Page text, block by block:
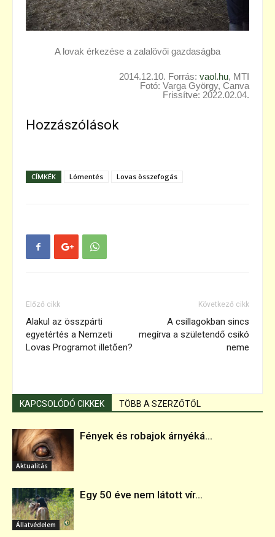
A lovak érkezése a zalalövői gazdaságba
2014.12.10. Forrás: vaol.hu, MTI
Fotó: Varga György, Canva
Frissítve: 2022.02.04.
Hozzászólások
CÍMKÉK Lómentés Lovas összefogás
Előző cikk
Alakul az összpárti
egyetértés a Nemzeti
Lovas Programot illetően?
Következő cikk
A csillagokban sincs
megírva a születendő csikó
neme
KAPCSOLÓDÓ CIKKEK TÖBB A SZERZŐTŐL
Aktualitás
Fények és robajok árnyéká...
Állatvédelem
Egy 50 éve nem látott vír...